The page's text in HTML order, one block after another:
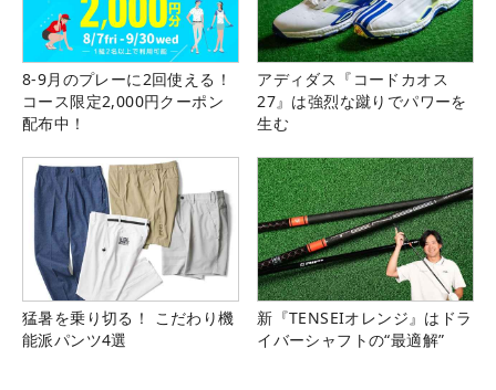
8-9月のプレーに2回使える！
コース限定2,000円クーポン
配布中！
アディダス『コードカオス
27』は強烈な蹴りでパワーを
生む
猛暑を乗り切る！ こだわり機
能派パンツ4選
新『TENSEIオレンジ』はドラ
イバーシャフトの“最適解”